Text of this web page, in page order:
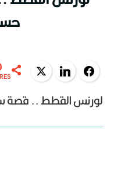
Facebook
LinkedIn
Twitter
لورنس القطط .. قصة